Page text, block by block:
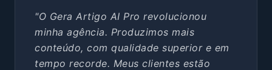
"O Gera Artigo AI Pro revolucionou
minha agência. Produzimos mais
conteúdo, com qualidade superior e em
tempo recorde. Meus clientes estão